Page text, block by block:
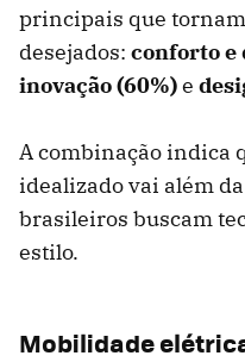
principais que
desejados: conforto e
inovação (60%)e
A combinação indica
idealizado vai além
brasileiros buscam
estilo.
Mobilidade